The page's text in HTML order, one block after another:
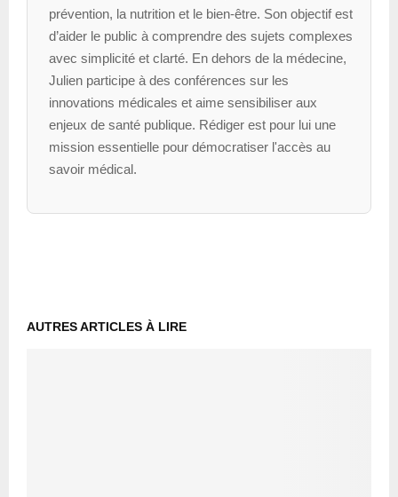
prévention, la nutrition et le bien-être. Son objectif est
d’aider le public à comprendre des sujets complexes
avec simplicité et clarté. En dehors de la médecine,
Julien participe à des conférences sur les
innovations médicales et aime sensibiliser aux
enjeux de santé publique. Rédiger est pour lui une
mission essentielle pour démocratiser l'accès au
savoir médical.
AUTRES ARTICLES À LIRE